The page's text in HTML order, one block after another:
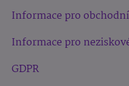
Informace pro
Informace pro
GDPR